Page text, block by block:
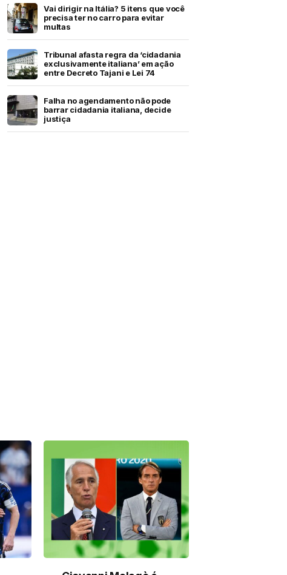
Vai dirigir na Itália? 5 itens que você
precisa ter no carro para evitar
multas
Tribunal afasta regra da ‘cidadania
exclusivamente italiana’ em ação
entre Decreto Tajani e Lei 74
Falha no agendamento não pode
barrar cidadania italiana, decide
justiça